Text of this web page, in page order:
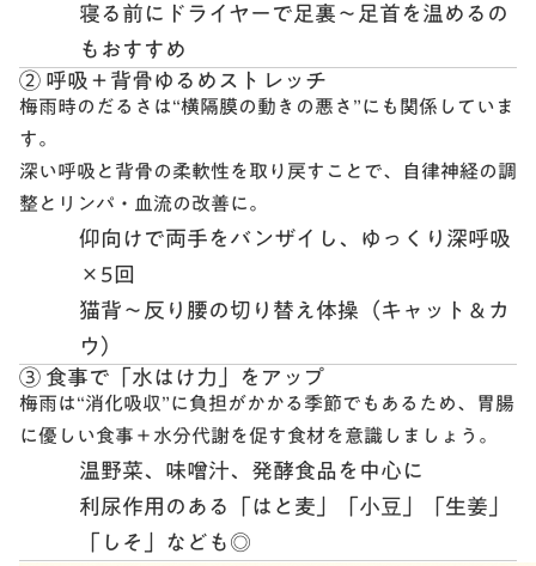
寝る前にドライヤーで足裏〜足首を温めるの
もおすすめ
② 呼吸＋背骨ゆるめストレッチ
梅雨時のだるさは“横隔膜の動きの悪さ”にも関係していま
す。
深い呼吸と背骨の柔軟性を取り戻すことで、 自律神経の調
整とリンパ・血流の改善に。
仰向けで両手をバンザイし、ゆっくり深呼吸
×5回
猫背〜反り腰の切り替え体操（キャット＆カ
ウ）
③ 食事で「水はけ力」をアップ
梅雨は“消化吸収”に負担がかかる季節でもあるため、 胃腸
に優しい食事＋水分代謝を促す食材を意識しましょう。
温野菜、味噌汁、発酵食品を中心に
利尿作用のある「はと麦」「小豆」「生姜」
「しそ」なども◎